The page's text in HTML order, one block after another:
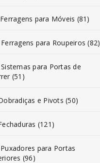
para Móveis (81)
para Roupeiros (82)
para Portas de
(51)
e Pivots (50)
(121)
para Portas
(96)